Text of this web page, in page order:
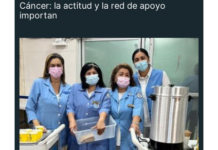
Cáncer: la actitud y la red de apoyo
importan